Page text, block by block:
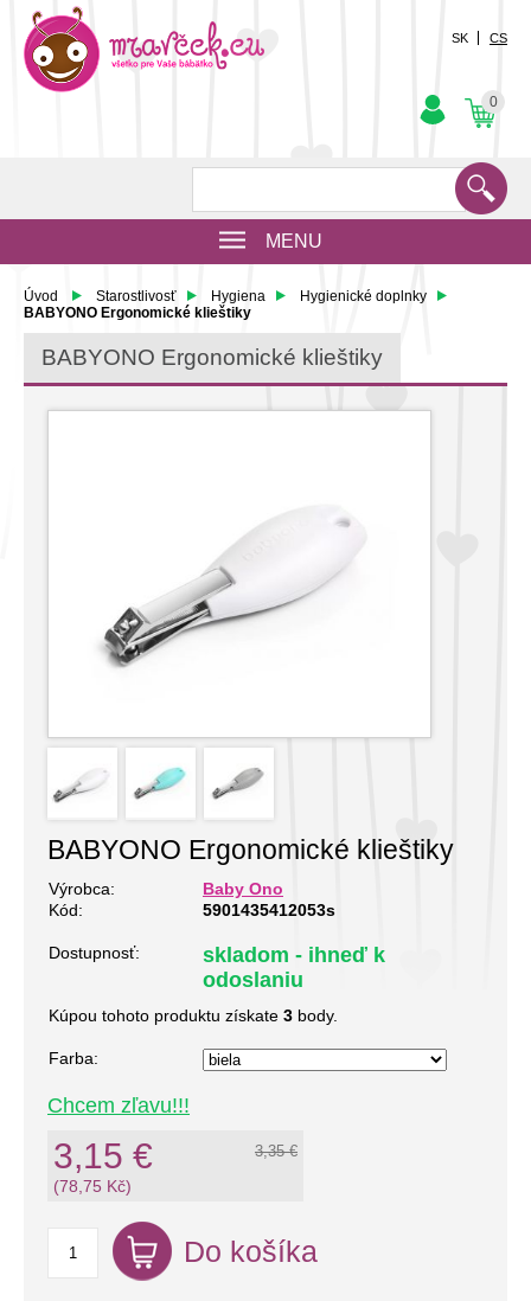
0
SK CS
MENU
Úvod Starostlivosť Hygiena
Hygienické doplnky
BABYONO Ergonomické klieštiky
BABYONO Ergonomické klieštiky
BABYONO Ergonomické klieštiky
Výrobca:
Baby Ono
Kód:
5901435412053s
Dostupnosť:
skladom - ihneď k
odoslaniu
Kúpou tohoto produktu získate 3 body.
Farba:
Chcem zľavu!!!
3,35 €
3,15 €
(78,75 Kč)
Do košíka